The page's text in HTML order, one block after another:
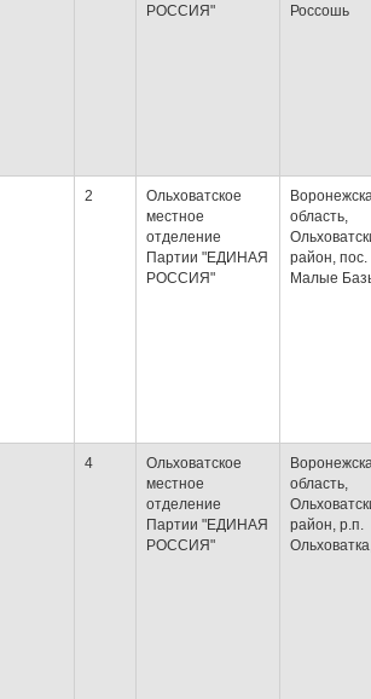
РОССИЯ"
Россошь
2
Ольховатское
местное
отделение
Партии "ЕДИНАЯ
РОССИЯ"
область,
район, пос.
Малые
4
Ольховатское
местное
отделение
Партии "ЕДИНАЯ
РОССИЯ"
область,
район, р.п.